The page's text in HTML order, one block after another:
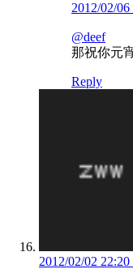
2012/02/06
@deef
那祝你元
Reply
2012/02/02 22:20